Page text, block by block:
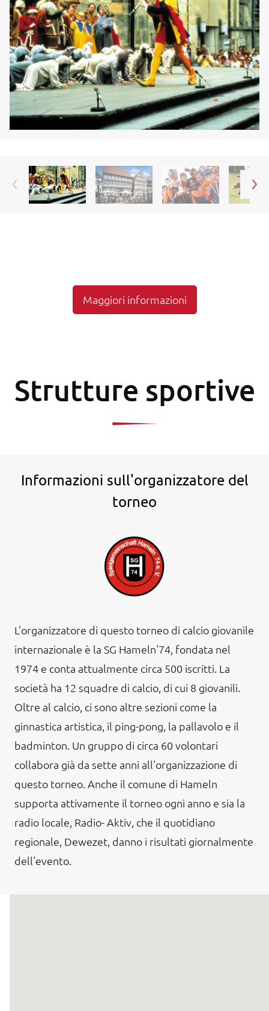
Maggiori informazioni
Strutture sportive
Informazioni sull'organizzatore del
torneo
L'organizzatore di questo torneo di calcio giovanile
internazionale è la SG Hameln'74, fondata nel
1974 e conta attualmente circa 500 iscritti. La
società ha 12 squadre di calcio, di cui 8 giovanili.
Oltre al calcio, ci sono altre sezioni come la
ginnastica artistica, il ping-pong, la pallavolo e il
badminton. Un gruppo di circa 60 volontari
collabora già da sette anni all'organizzazione di
questo torneo. Anche il comune di Hameln
supporta attivamente il torneo ogni anno e sia la
radio locale, Radio- Aktiv, che il quotidiano
regionale, Dewezet, danno i risultati giornalmente
dell'evento.